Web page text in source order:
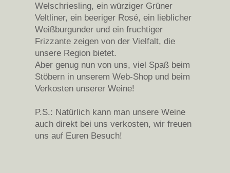
Welschriesling, ein würziger Grüner
Veltliner, ein beeriger Rosé, ein lieblicher
Weißburgunder und ein fruchtiger
Frizzante zeigen von der Vielfalt, die
unsere Region bietet.
Aber genug nun von uns, viel Spaß beim
Stöbern in unserem Web-Shop und beim
Verkosten unserer Weine!
P.S.: Natürlich kann man unsere Weine
auch direkt bei uns verkosten, wir freuen
uns auf Euren Besuch!